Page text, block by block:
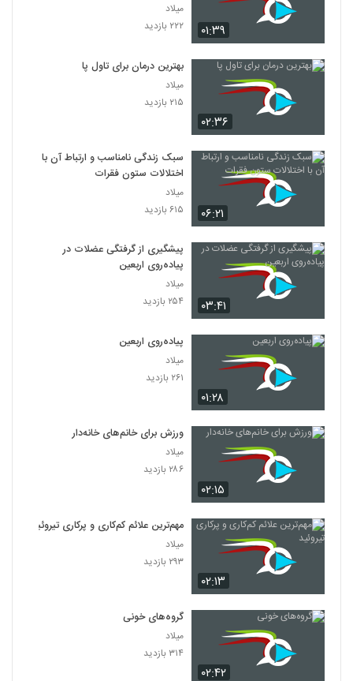
۰۱:۳۹
میلاد
۲۲۲ بازدید
۰۲:۳۶
بهترین درمان برای تاول پا
میلاد
۲۱۵ بازدید
۰۶:۲۱
سبک زندگی نامناسب و ارتباط آن با
اختلالات ستون فقرات
میلاد
۶۱۵ بازدید
۰۳:۴۱
پیشگیری از گرفتگی عضلات در
پیاده‌روی اربعین
میلاد
۲۵۴ بازدید
۰۱:۲۸
پیاده‌روی اربعین
میلاد
۲۶۱ بازدید
۰۲:۱۵
ورزش‌ برای خانم‌های خانه‌دار
میلاد
۲۸۶ بازدید
۰۲:۱۳
مهم‌ترین علائم کم‌کاری و پرکاری تیروئید
میلاد
۲۹۳ بازدید
۰۲:۴۲
گروه‌های خونی
میلاد
۳۱۴ بازدید